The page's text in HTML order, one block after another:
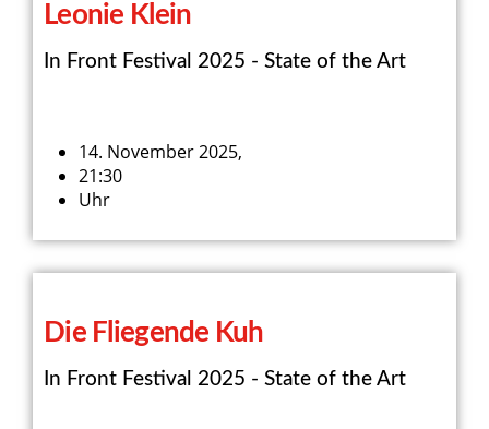
Leonie Klein
In Front Festival 2025 - State of the Art
14. November 2025,
21:30
Uhr
Die Fliegende Kuh
In Front Festival 2025 - State of the Art